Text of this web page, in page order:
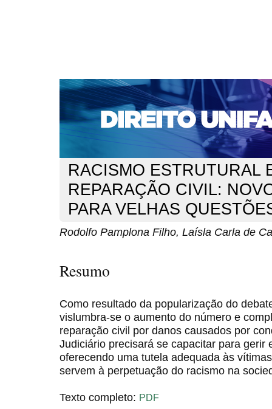
CAPA SOBRE ACESSO CADASTRO
NOTÍCIAS
EDIÇÕES DE Nº 1 A 100 WEBMAIL
Capa>n. 254 (2021) > Pamplona Filho
RACISMO ESTRUTURAL
REPARAÇÃO CIVIL:
PARA VELHAS
Rodolfo Pamplona Filho, Laísla Carla de
Resumo
Como resultado da popularização do
vislumbra-se o aumento do número e
reparação civil por danos causados por
Judiciário precisará se capacitar para gerir
oferecendo uma tutela adequada às
servem à perpetuação do racismo na
Texto completo: PDF